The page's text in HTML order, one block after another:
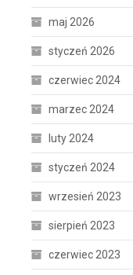
maj 2026
styczeń 2026
czerwiec 2024
marzec 2024
luty 2024
styczeń 2024
wrzesień 2023
sierpień 2023
czerwiec 2023